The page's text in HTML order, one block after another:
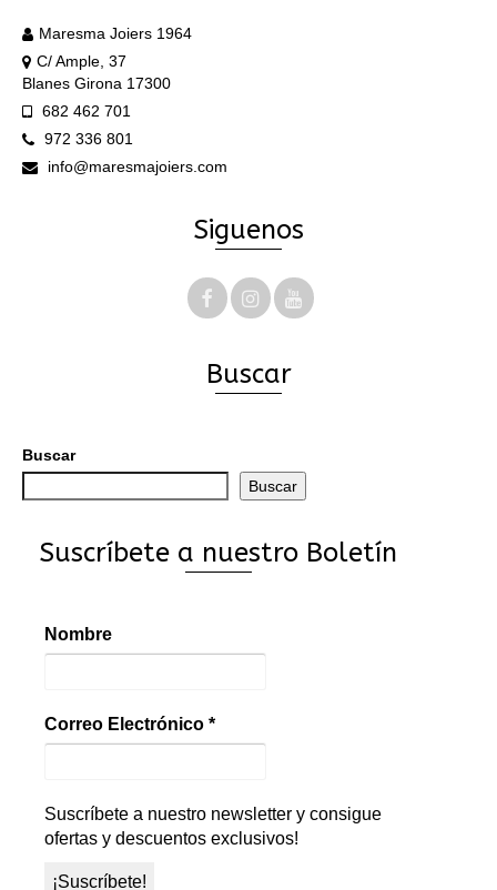
Maresma Joiers 1964
C/ Ample, 37
Blanes Girona 17300
682 462 701
972 336 801
info@maresmajoiers.com
Siguenos
Buscar
Buscar
Buscar
Suscríbete a nuestro Boletín
Nombre
Correo Electrónico *
Suscríbete a nuestro newsletter y consigue
ofertas y descuentos exclusivos!